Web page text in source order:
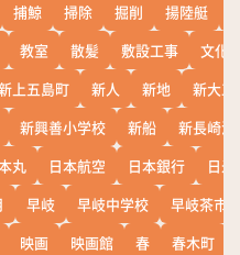
捕鯨 掃除 掘削 揚陸艇
教室 散髪 敷設工事
文化
上五島町 新人 新地
新大工
新興善小学校 新船
新長崎漁
丸 日本航空 日本銀行
日
早岐 早岐中学校
早岐茶市
映画 映画館 春 春木町